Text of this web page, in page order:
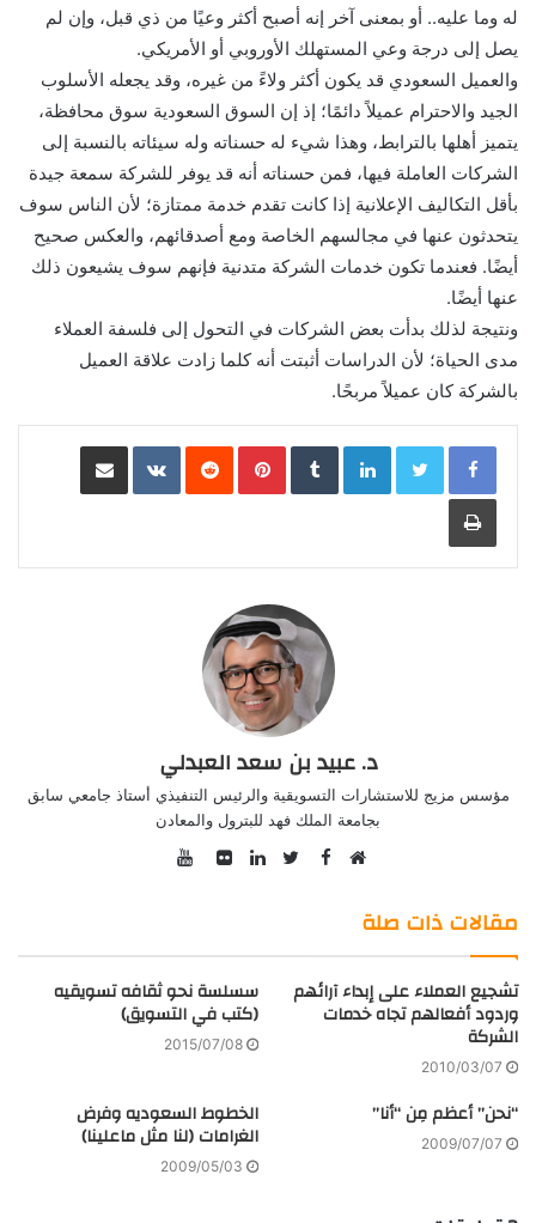
له وما عليه.. أو بمعنى آخر إنه أصبح أكثر وعيًا من ذي قبل، وإن لم
يصل إلى درجة وعي المستهلك الأوروبي أو الأمريكي.
والعميل السعودي قد يكون أكثر ولاءً من غيره، وقد يجعله الأسلوب
الجيد والاحترام عميلاً دائمًا؛ إذ إن السوق السعودية سوق محافظة،
يتميز أهلها بالترابط، وهذا شيء له حسناته وله سيئاته بالنسبة إلى
الشركات العاملة فيها، فمن حسناته أنه قد يوفر للشركة سمعة جيدة
بأقل التكاليف الإعلانية إذا كانت تقدم خدمة ممتازة؛ لأن الناس سوف
يتحدثون عنها في مجالسهم الخاصة ومع أصدقائهم، والعكس صحيح
أيضًا. فعندما تكون خدمات الشركة متدنية فإنهم سوف يشيعون ذلك
عنها أيضًا.
ونتيجة لذلك بدأت بعض الشركات في التحول إلى فلسفة العملاء
مدى الحياة؛ لأن الدراسات أثبتت أنه كلما زادت علاقة العميل
بالشركة كان عميلاً مربحًا.
LinkedIn
Pinterest مشاركة عبر البريد
طباعة
د. عبيد بن سعد العبدلي
مؤسس مزيج للاستشارات التسويقية والرئيس التنفيذي أستاذ جامعي سابق
بجامعة الملك فهد للبترول والمعادن
Facebook
مقالات ذات صلة
تشجيع العملاء على إبداء آرائهم
وردود أفعالهم تجاه خدمات
الشركة
2010/03/07
سسلسة نحو ثقافه تسويقيه
(كتب في التسويق)
2015/07/08
“نحن” أعظم مِن “أنا”
2009/07/07
الخطوط السعوديه وفرض
الغرامات (لنا مثل ماعلينا)
2009/05/03